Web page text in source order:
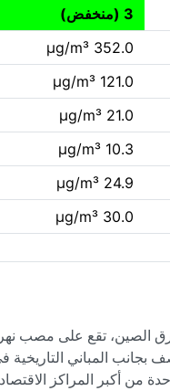
3 (منخفض)
352.0 µg/m³
121.0 µg/m³
21.0 µg/m³
10.3 µg/m³
24.9 µg/m³
30.0 µg/m³
شرق الصين، تقع على مصب
المباني التاريخية في
من أكبر المراكز